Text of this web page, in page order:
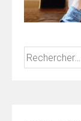
Rechercher :